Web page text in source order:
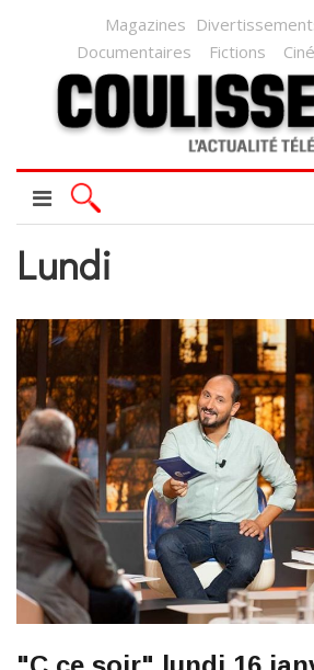
Magazines
Documentaires
Fictions
Lundi